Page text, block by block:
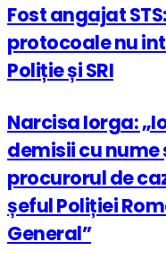
Fost angajat
protocoale nu
Poliție și SRI
Narcisa Iorga:
demisii cu nume
procurorul de
șeful Poliției
General”